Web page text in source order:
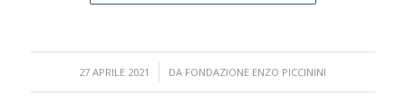
27 APRILE 2021
/ DA FONDAZIONE ENZO PICCININI